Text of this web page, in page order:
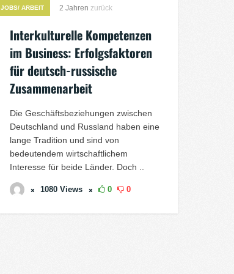
JOBS/ ARBEIT 2 Jahren zurück
Interkulturelle Kompetenzen
im Business: Erfolgsfaktoren
für deutsch-russische
Zusammenarbeit
Die Geschäftsbeziehungen zwischen
Deutschland und Russland haben eine
lange Tradition und sind von
bedeutendem wirtschaftlichem
Interesse für beide Länder. Doch ..
1080 Views 0 0